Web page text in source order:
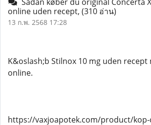
online uden recept, (310 อ่าน)
13 ก.พ. 2568 17:28
K&oslash;b Stilnox 10 mg uden
online.
https://vaxjoapotek.com/product/